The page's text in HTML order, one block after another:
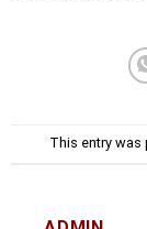
This entry was